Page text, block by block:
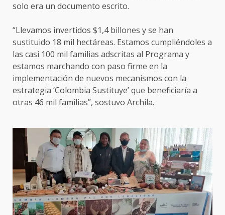
solo era un documento escrito.
“Llevamos invertidos $1,4 billones y se han
sustituido 18 mil hectáreas. Estamos cumpliéndoles a
las casi 100 mil familias adscritas al Programa y
estamos marchando con paso firme en la
implementación de nuevos mecanismos con la
estrategia ‘Colombia Sustituye’ que beneficiaría a
otras 46 mil familias”, sostuvo Archila.